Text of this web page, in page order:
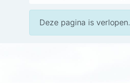
Deze pagina is verlopen.